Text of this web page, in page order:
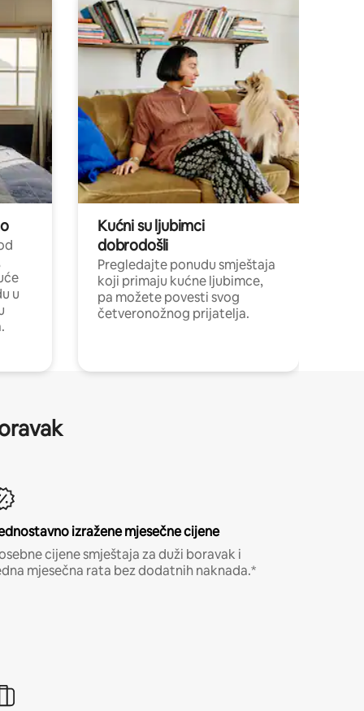
u
Kućni su ljubimci
dobrodošli
Pregledajte ponudu smještaja
koji primaju kućne ljubimce,
pa možete povesti svog
četveronožnog prijatelja.
izražene mjesečne cijene
cijene smještaja za duži boravak i
mjesečna rata bez dodatnih naknada.*